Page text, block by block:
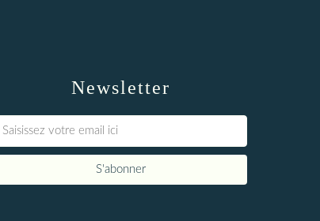
Newsletter